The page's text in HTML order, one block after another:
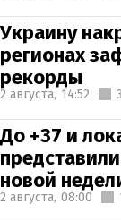
Украину
регионах
рекорды
2 августа, 14:52
До +37 и
новой
2 августа, 08:00